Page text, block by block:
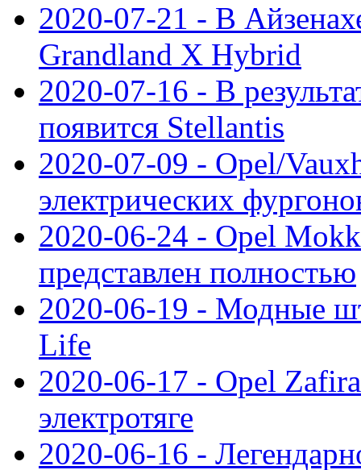
2020-07-21 - В
Grandland X Hybrid
2020-07-16 - В
появится Stellantis
2020-07-09 - Opel/
электрических
2020-06-24 - Opel
представлен полностью
2020-06-19 - Модные
Life
2020-06-17 - Opel
электротяге
2020-06-16 -